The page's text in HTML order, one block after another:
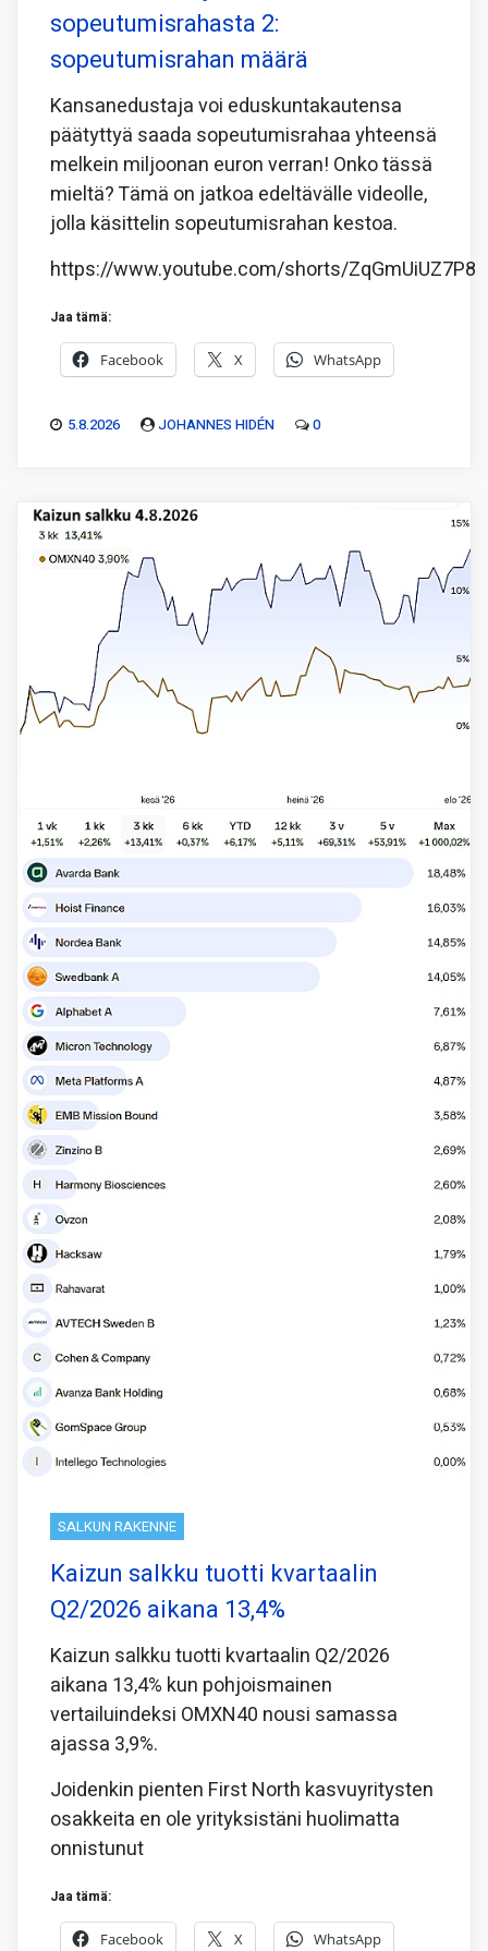
sopeutumisrahasta 2:
sopeutumisrahan määrä
Kansanedustaja voi eduskuntakautensa
päätyttyä saada sopeutumisrahaa yhteensä
melkein miljoonan euron verran! Onko tässä
mieltä? Tämä on jatkoa edeltävälle videolle,
jolla käsittelin sopeutumisrahan kestoa.
https://www.youtube.com/shorts/ZqGmUiUZ7P8
Jaa tämä:
Facebook X WhatsApp
5.8.2026 JOHANNES HIDÉN 0
SALKUN RAKENNE
Kaizun salkku tuotti kvartaalin
Q2/2026 aikana 13,4%
Kaizun salkku tuotti kvartaalin Q2/2026
aikana 13,4% kun pohjoismainen
vertailuindeksi OMXN40 nousi samassa
ajassa 3,9%.
Joidenkin pienten First North kasvuyritysten
osakkeita en ole yrityksistäni huolimatta
onnistunut
Jaa tämä:
Facebook X WhatsApp